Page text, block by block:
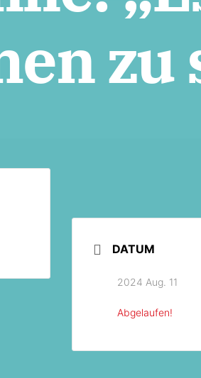
zu
DATUM
2024 Aug. 11
Abgelaufen!